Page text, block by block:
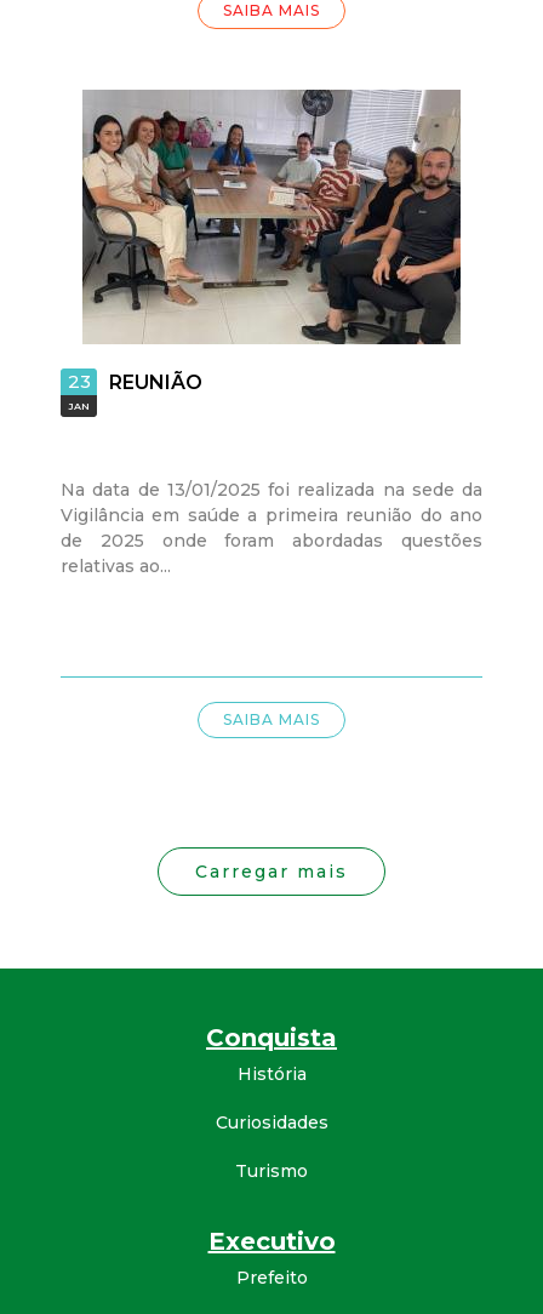
SAIBA MAIS
23
JAN
REUNIÃO
Na data de 13/01/2025 foi realizada na sede da
Vigilância em saúde a primeira reunião do ano
de 2025 onde foram abordadas questões
relativas ao...
SAIBA MAIS
Carregar mais
Conquista
História
Curiosidades
Turismo
Executivo
Prefeito